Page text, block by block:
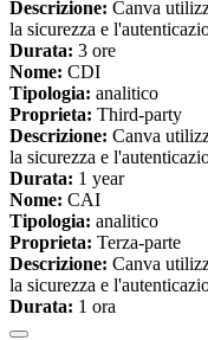
Descrizione: Canva
la sicurezza e
Durata: 3 ore
Nome: CDI
Tipologia: analitico
Proprieta: Third-party
Descrizione: Canva
la sicurezza e
Durata: 1 year
Nome: CAI
Tipologia: analitico
Proprieta: Terza-parte
Descrizione: Canva
la sicurezza e
Durata: 1 ora